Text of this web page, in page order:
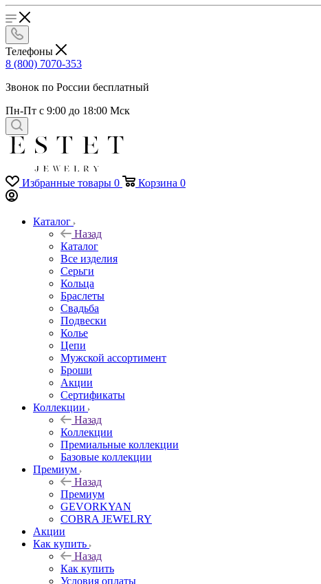
Телефоны
8 (800) 7070-353
Звонок по России бесплатный
Пн-Пт с 9:00 до 18:00 Мск
Избранные товары 0 Корзина 0
Каталог
Назад
Каталог
Все изделия
Серьги
Кольца
Браслеты
Свадьба
Подвески
Колье
Цепи
Мужской ассортимент
Броши
Акции
Сертификаты
Коллекции
Назад
Коллекции
Премиальные коллекции
Базовые коллекции
Премиум
Назад
Премиум
GEVORKYAN
COBRA JEWELRY
Акции
Как купить
Назад
Как купить
Условия оплаты